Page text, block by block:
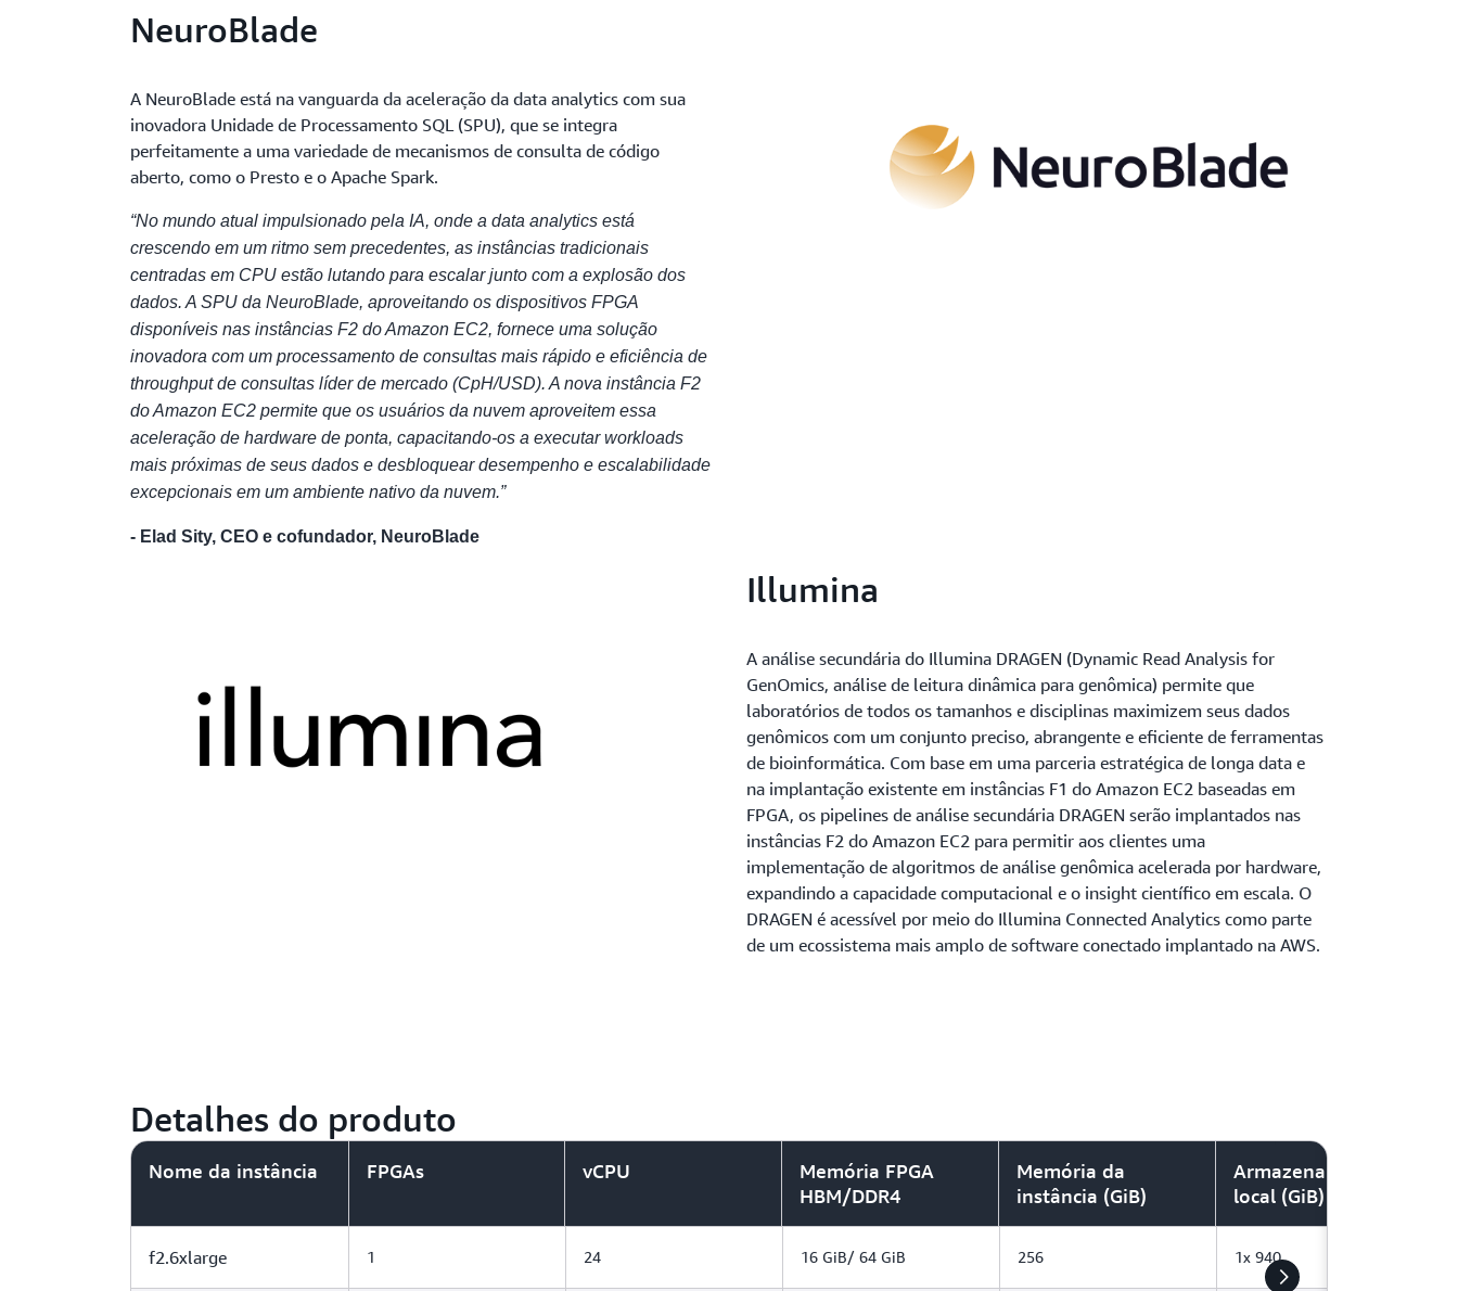
NeuroBlade
A NeuroBlade está na vanguarda da aceleração da data analytics com sua
inovadora Unidade de Processamento SQL (SPU), que se integra
perfeitamente a uma variedade de mecanismos de consulta de código
aberto, como o Presto e o Apache Spark.
“No mundo atual impulsionado pela IA, onde a data analytics está
crescendo em um ritmo sem precedentes, as instâncias tradicionais
centradas em CPU estão lutando para escalar junto com a explosão dos
dados. A SPU da NeuroBlade, aproveitando os dispositivos FPGA
disponíveis nas instâncias F2 do Amazon EC2, fornece uma solução
inovadora com um processamento de consultas mais rápido e eficiência de
throughput de consultas líder de mercado (CpH/USD). A nova instância F2
do Amazon EC2 permite que os usuários da nuvem aproveitem essa
aceleração de hardware de ponta, capacitando-os a executar workloads
mais próximas de seus dados e desbloquear desempenho e escalabilidade
excepcionais em um ambiente nativo da nuvem.”
- Elad Sity, CEO e cofundador, NeuroBlade
Illumina
A análise secundária do Illumina DRAGEN (Dynamic Read Analysis for
GenOmics, análise de leitura dinâmica para genômica) permite que
laboratórios de todos os tamanhos e disciplinas maximizem seus dados
genômicos com um conjunto preciso, abrangente e eficiente de ferramentas
de bioinformática. Com base em uma parceria estratégica de longa data e
na implantação existente em instâncias F1 do Amazon EC2 baseadas em
FPGA, os pipelines de análise secundária DRAGEN serão implantados nas
instâncias F2 do Amazon EC2 para permitir aos clientes uma
implementação de algoritmos de análise genômica acelerada por hardware,
expandindo a capacidade computacional e o insight científico em escala. O
DRAGEN é acessível por meio do Illumina Connected Analytics como parte
de um ecossistema mais amplo de software conectado implantado na AWS.
Detalhes do produto
Nome da instância FPGAs vCPU
Memória FPGA
HBM/DDR4
Memória da
instância (GiB)
Armazenamento
local (GiB)
f2.6xlarge 1 24 16 GiB/ 64 GiB 256 1x 940